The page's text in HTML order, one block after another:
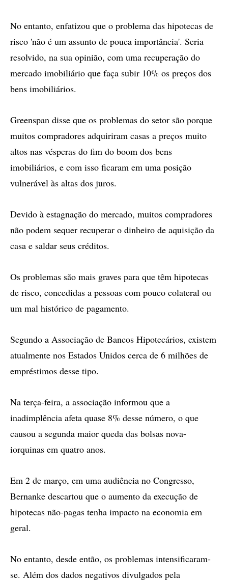
No entanto, enfatizou que o problema das hipotecas de
risco 'não é um assunto de pouca importância'. Seria
resolvido, na sua opinião, com uma recuperação do
mercado imobiliário que faça subir 10% os preços dos
bens imobiliários.
Greenspan disse que os problemas do setor são porque
muitos compradores adquiriram casas a preços muito
altos nas vésperas do fim do boom dos bens
imobiliários, e com isso ficaram em uma posição
vulnerável às altas dos juros.
Devido à estagnação do mercado, muitos compradores
não podem sequer recuperar o dinheiro de aquisição da
casa e saldar seus créditos.
Os problemas são mais graves para que têm hipotecas
de risco, concedidas a pessoas com pouco colateral ou
um mal histórico de pagamento.
Segundo a Associação de Bancos Hipotecários, existem
atualmente nos Estados Unidos cerca de 6 milhões de
empréstimos desse tipo.
Na terça-feira, a associação informou que a
inadimplência afeta quase 8% desse número, o que
causou a segunda maior queda das bolsas nova-
iorquinas em quatro anos.
Em 2 de março, em uma audiência no Congresso,
Bernanke descartou que o aumento da execução de
hipotecas não-pagas tenha impacto na economia em
geral.
No entanto, desde então, os problemas intensificaram-
se. Além dos dados negativos divulgados pela